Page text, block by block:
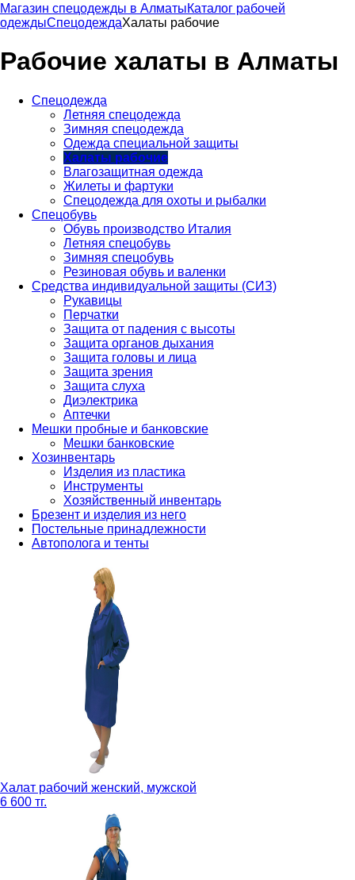
Магазин спецодежды в АлматыКаталог рабочей
одеждыСпецодеждаХалаты рабочие
Рабочие халаты в Алматы
Спецодежда
Летняя спецодежда
Зимняя спецодежда
Одежда специальной защиты
Халаты рабочие
Влагозащитная одежда
Жилеты и фартуки
Спецодежда для охоты и рыбалки
Спецобувь
Обувь производство Италия
Летняя спецобувь
Зимняя спецобувь
Резиновая обувь и валенки
Средства индивидуальной защиты (СИЗ)
Рукавицы
Перчатки
Защита от падения с высоты
Защита органов дыхания
Защита головы и лица
Защита зрения
Защита слуха
Диэлектрика
Аптечки
Мешки пробные и банковские
Мешки банковские
Хозинвентарь
Изделия из пластика
Инструменты
Хозяйственный инвентарь
Брезент и изделия из него
Постельные принадлежности
Автополога и тенты
Халат рабочий женский, мужской
6 600 тг.